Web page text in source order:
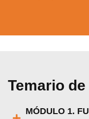
Temario
MÓDULO 1.